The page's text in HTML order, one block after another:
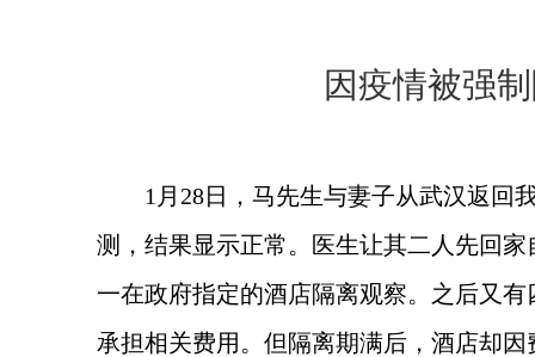
因疫情被强
1月28日，马先生与妻子从武汉返回
测，结果显示正常。医生让其二人先回
一在政府指定的酒店隔离观察。之后又
承担相关费用。但隔离期满后，酒店却